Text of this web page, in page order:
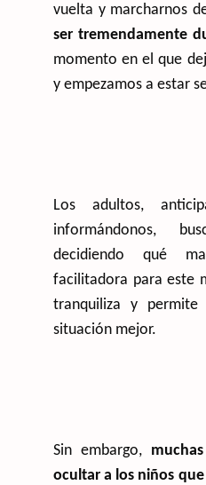
vuelta y marcharnos
ser tremendamente
momento en el que
y empezamos a estar
Los adultos,
informándonos,
decidiendo qué
facilitadora para este
tranquiliza y permite
situación mejor.
Sin embargo,
ocultar a los niños